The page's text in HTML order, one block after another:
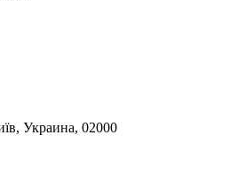
Украина, 02000